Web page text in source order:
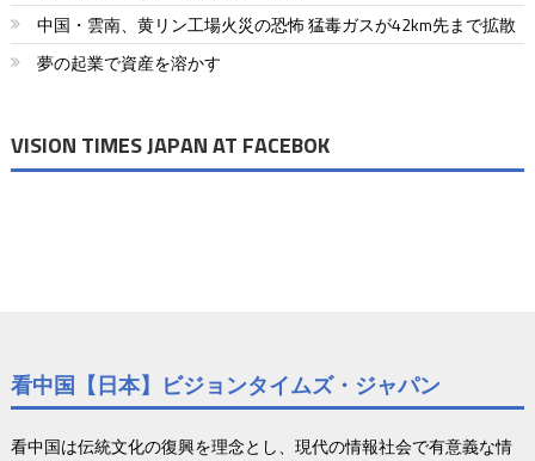
中国・雲南、黄リン工場火災の恐怖 猛毒ガスが42km先まで拡散
夢の起業で資産を溶かす
VISION TIMES JAPAN AT FACEBOK
看中国【日本】ビジョンタイムズ・ジャパン
看中国は伝統文化の復興を理念とし、現代の情報社会で有意義な情